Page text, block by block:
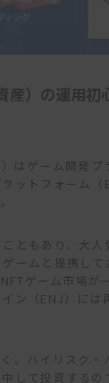
産）の運用初
はゲーム開発
ットフォーム
ともあり、大人
ームと提携し
ゲーム市場が
ン（ENJ）には
、ハイリスク・
して投資する